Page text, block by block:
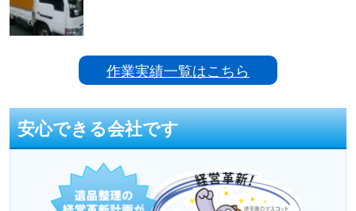
作業実績一覧はこちら
安心できる会社です